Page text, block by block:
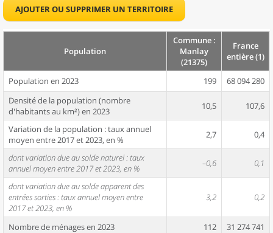
AJOUTER OU SUPPRIMER UN TERRITOIRE
Population
Commune :
Manlay
(21375)
France
entière (1)
Population en 2023 199
68 094 280
Densité de la population (nombre
d'habitants au km²) en 2023
10,5 107,6
Variation de la population : taux annuel
moyen entre 2017 et 2023, en %
2,7 0,4
dont variation due au solde naturel : taux
annuel moyen entre 2017 et 2023, en %
–0,6 0,1
dont variation due au solde apparent des
entrées sorties : taux annuel moyen entre
2017 et 2023, en %
3,2 0,2
Nombre de ménages en 2023 112
31 274 741